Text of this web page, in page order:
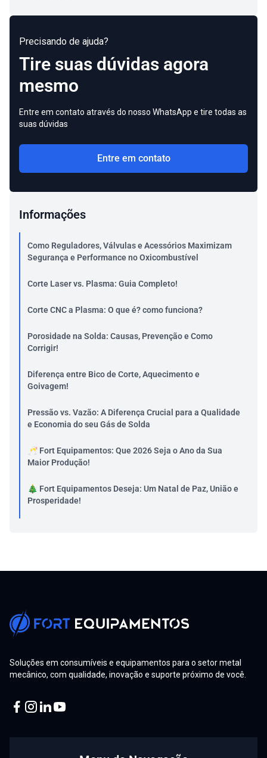
Precisando de ajuda?
Tire suas dúvidas agora
mesmo
Entre em contato através do nosso WhatsApp e tire todas as
suas dúvidas
Entre em contato
Informações
Como Reguladores, Válvulas e Acessórios Maximizam
Segurança e Performance no Oxicombustível
Corte Laser vs. Plasma: Guia Completo!
Corte CNC a Plasma: O que é? como funciona?
Porosidade na Solda: Causas, Prevenção e Como
Corrigir!
Diferença entre Bico de Corte, Aquecimento e
Goivagem!
Pressão vs. Vazão: A Diferença Crucial para a Qualidade
e Economia do seu Gás de Solda
🥂 Fort Equipamentos: Que 2026 Seja o Ano da Sua
Maior Produção!
🎄 Fort Equipamentos Deseja: Um Natal de Paz, União e
Prosperidade!
Tochas GY e Cold Hand: Por Que a Refrigeração é
Essencial para a Vida Útil do Consumível
Representante Técnico de Máquinas no RS!
Inovação Industrial com Soluções de Ponta
Soluções em consumíveis e equipamentos para o setor metal
mecânico, com qualidade, inovação e suporte próximo de você.